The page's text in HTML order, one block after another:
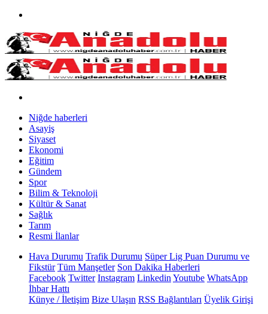
Niğde haberleri
Asayiş
Siyaset
Ekonomi
Eğitim
Gündem
Spor
Bilim & Teknoloji
Kültür & Sanat
Sağlık
Tarım
Resmi İlanlar
Hava Durumu Trafik Durumu Süper Lig Puan Durumu ve
Fikstür Tüm Manşetler Son Dakika Haberleri
Facebook Twitter Instagram Linkedin Youtube WhatsApp
İhbar Hattı
Künye / İletişim Bize Ulaşın RSS Bağlantıları Üyelik Girişi